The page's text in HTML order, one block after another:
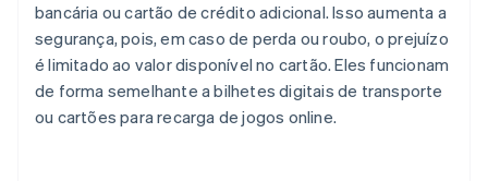
bancária ou cartão de crédito adicional. Isso aumenta a
segurança, pois, em caso de perda ou roubo, o prejuízo
é limitado ao valor disponível no cartão. Eles funcionam
de forma semelhante a bilhetes digitais de transporte
ou cartões para recarga de jogos online.